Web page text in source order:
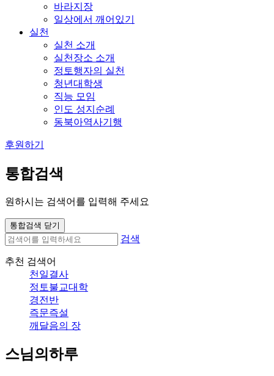
바라지장
일상에서 깨어있기
실천
실천 소개
실천장소 소개
정토행자의 실천
청년대학생
직능 모임
인도 성지순례
동북아역사기행
후원하기
통합검색
원하시는 검색어를 입력해 주세요
통합검색 닫기
검색
추천 검색어
천일결사
정토불교대학
경전반
즉문즉설
깨달음의 장
스님의하루